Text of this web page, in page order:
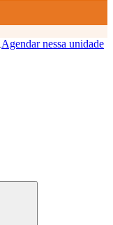
Agendar nessa unidade